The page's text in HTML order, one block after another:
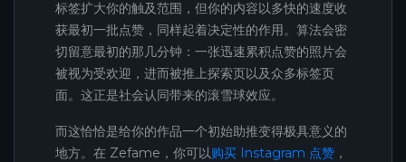
标签扩大你的触及范围，但你的内容以多快的速度收
获最初一批点赞，同样起着决定性的作用。算法会密
切留意最初的那几分钟：一张迅速累积点赞的照片会
被视为受欢迎，进而被推上探索页以及众多标签页
面。这正是社会认同带来的滚雪球效应。
而这恰恰是给你的作品一个初始助推变得极具意义的
地方。在 Zefame，你可以购买 Instagram 点赞 ，